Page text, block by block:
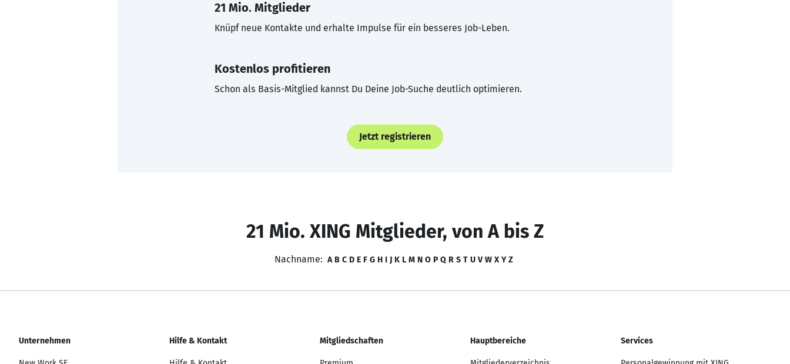
21 Mio. Mitglieder
Knüpf neue Kontakte und erhalte Impulse für ein besseres Job-Leben.
Kostenlos profitieren
Schon als Basis-Mitglied kannst Du Deine Job-Suche deutlich optimieren.
Jetzt registrieren
21 Mio. XING Mitglieder, von A bis Z
Nachname: A B C D E F G H I J K L M N O P Q R S T U V W X Y Z
Unternehmen Hilfe & Kontakt Mitgliedschaften Hauptbereiche Services